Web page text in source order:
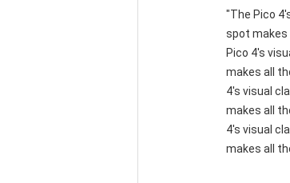
"The Pico
spot makes
Pico 4's
makes all
4's visual
makes all
4's visual
makes all